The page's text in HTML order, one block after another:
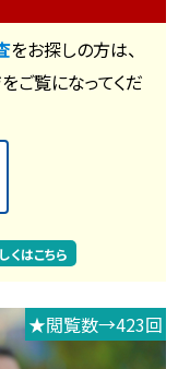
をお探しの方は、
ご覧になってくだ
くはこちら
★閲覧数→423回